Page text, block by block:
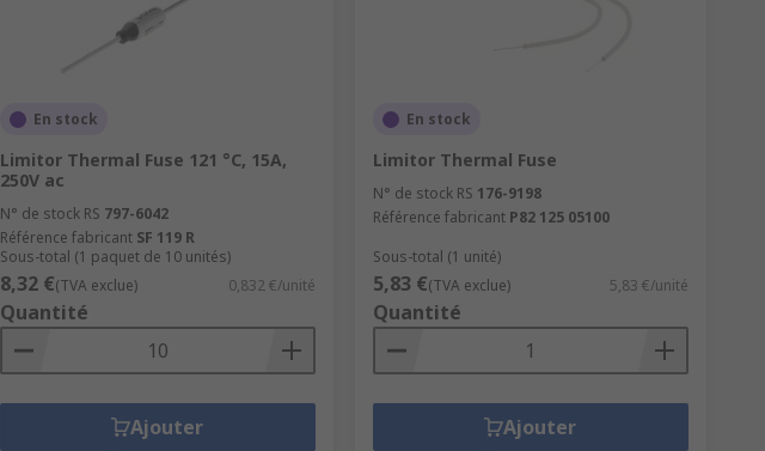
En stock
Limitor Thermal Fuse 121 °C, 15A,
250V ac
N° de stock RS 797-6042
Référence fabricant SF 119 R
Sous-total (1 paquet de 10 unités)
8,32 €(TVA exclue) 0,832 €/unité
Quantité
Ajouter
En stock
Limitor Thermal Fuse
N° de stock RS 176-9198
Référence fabricant P82 125 05100
Sous-total (1 unité)
5,83 €(TVA exclue) 5,83 €/unité
Quantité
Ajouter